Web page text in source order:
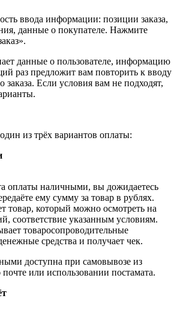
ввода информации: позиции заказа,
данные о покупателе. Нажмите
данные о пользователе, информацию
раз предложит вам повторить к вводу
Если условия вам не подходят,
из трёх вариантов оплаты:
оплаты наличными, вы дожидаетесь
ему сумму за товар в рублях.
товар, который можно осмотреть на
соответствие указанным условиям.
товаросопроводительные
средства и получает чек.
доступна при самовывозе из
или использовании постамата.